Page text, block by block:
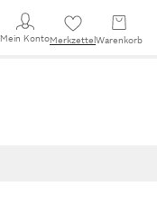
Mein KontoMerkzettel Warenkorb